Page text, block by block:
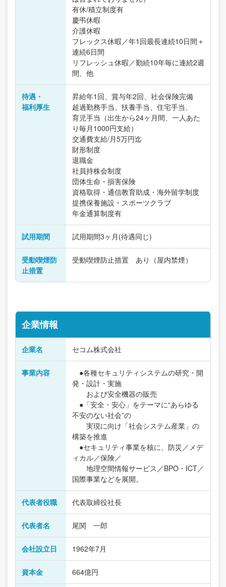
有休/積立制度有
慶弔休暇
介護休暇
フレックス休暇／年1回最長連続10日間＋
連続6日間
リフレッシュ休暇／勤続10年毎に連続2週
間、他
待遇・
福利厚生
昇給年1回、賞与年2回、社会保険完備
超過勤務手当、扶養手当、住宅手当、
育児手当（出生から24ヶ月間、一人あた
り毎月1000円支給）
交通費支給/月5万円迄
財形制度
退職金
社員持株会制度
団体生命・損害保険
資格取得・通信教育助成・海外留学制度
提携保養施設・スポーツクラブ
年金通算制度有
試用期間 試用期間3ヶ月(待遇同じ)
受動喫煙防
止措置
受動喫煙防止措置 あり（屋内禁煙）
企業情報
企業名 セコム株式会社
事業内容
●各種セキュリティシステムの研究・開
発・設計・実施
および安全機器の販売
●「安全・安心」をテーマに“あらゆる
不安のない社会”の
実現に向け「社会システム産業」の
構築を推進
●セキュリティ事業を核に、防災／メデ
ィカル／保険／
地理空間情報サービス／BPO・ICT／
国際事業などを展開。
代表者役職 代表取締役社長
代表者名 尾関 一郎
会社設立日 1962年7月
資本金 664億円